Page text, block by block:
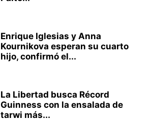
Enrique Iglesias y Anna
Kournikova esperan su cuarto
hijo, confirmó el...
La Libertad busca Récord
Guinness con la ensalada de
tarwi más...